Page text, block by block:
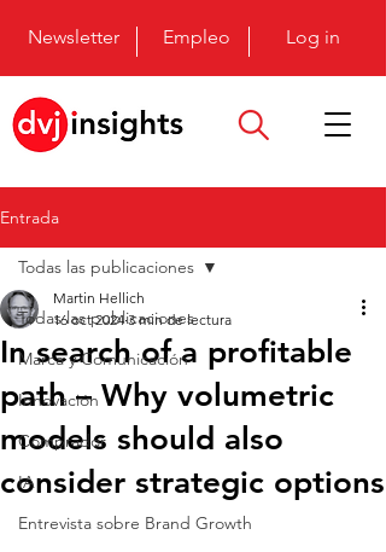
Newsletter Empleo Log in
Entrada
Todas las publicaciones
Marca y Comunicación
Innovación
Comprador
IA
Entrevista sobre Brand Growth
Todas las publicaciones
In search of a profitable
path – Why volumetric
models should also
consider strategic options
Martin Hellich
16 oct 2024 3 min de lectura